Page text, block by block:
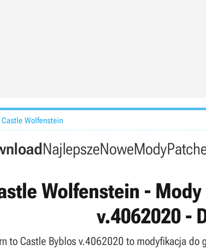
Wolfenstein
NajlepszeNoweMody
Wolfenstein -
v.4062020 -
to Castle Byblos v.4062020 to modyfikacja do